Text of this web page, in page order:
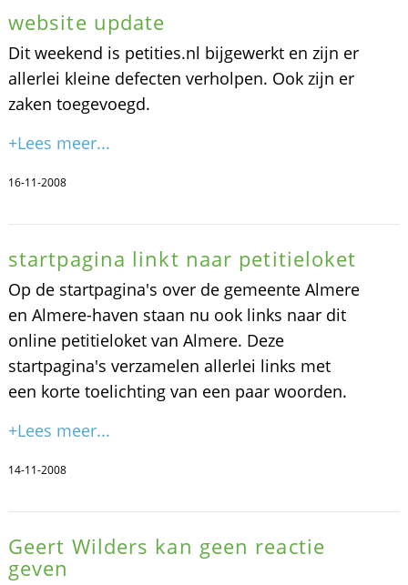
website update
Dit weekend is petities.nl bijgewerkt en zijn er
allerlei kleine defecten verholpen. Ook zijn er
zaken toegevoegd.
+Lees meer...
16-11-2008
startpagina linkt naar petitieloket
Op de startpagina's over de gemeente Almere
en Almere-haven staan nu ook links naar dit
online petitieloket van Almere. Deze
startpagina's verzamelen allerlei links met
een korte toelichting van een paar woorden.
+Lees meer...
14-11-2008
Geert Wilders kan geen reactie
geven